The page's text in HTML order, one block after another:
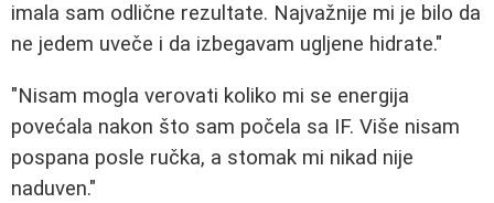
imala sam odlične rezultate. Najvažnije mi je bilo da
ne jedem uveče i da izbegavam ugljene hidrate."
"Nisam mogla verovati koliko mi se energija
povećala nakon što sam počela sa IF. Više nisam
pospana posle ručka, a stomak mi nikad nije
naduven."